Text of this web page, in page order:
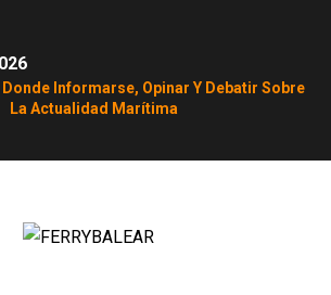
Donde Informarse, Opinar Y Debatir Sobre
La Actualidad Marítima